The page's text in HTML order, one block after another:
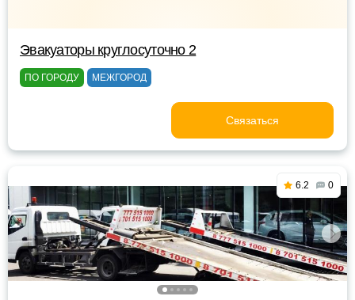
Эвакуаторы круглосуточно 2
ПО ГОРОДУ МЕЖГОРОД
Связаться
6.2 0